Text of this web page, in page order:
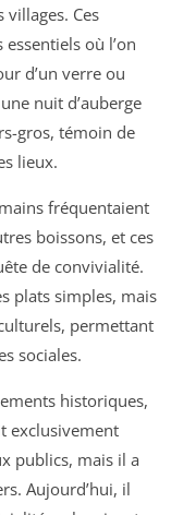
villages. Ces
où l’on
d’un verre ou
nuit d’auberge
gros, témoin de
lieux.
fréquentaient
boissons, et ces
de convivialité.
plats simples, mais
permettant
sociales.
historiques,
exclusivement
publics, mais il a
Aujourd’hui, il